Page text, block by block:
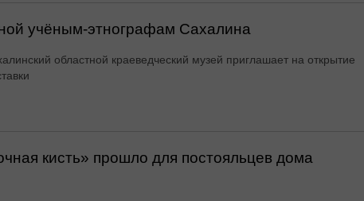
учёным-этнографам Сахалина
областной краеведческий музей приглашает на открытие
кисть» прошло для постояльцев дома